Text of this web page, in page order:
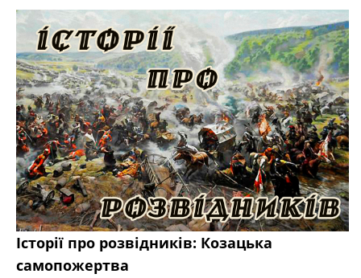
Історії про розвідників: Козацька
самопожертва